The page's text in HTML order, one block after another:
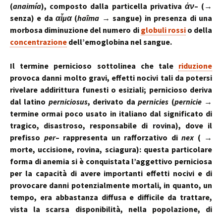
(anaimía), composto dalla particella privativa ἀν– (→
senza) e da αἷμα(haîma → sangue) in presenza di una
morbosa diminuzione del numero di globuli rossio della
concentrazione dell’emoglobina nel sangue.
Il termine pernicioso sottolinea che tale riduzione
provoca danni molto gravi, effetti nocivi tali da potersi
rivelare addirittura funesti o esiziali; pernicioso deriva
dal latino perniciosus, derivato dapernicies (pernicie→
termine ormai poco usato in italiano dal significato di
tragico, disastroso, responsabile di rovina), dove il
prefisso per– rappresenta un rafforzativo di nex( →
morte, uccisione, rovina, sciagura): questa particolare
forma di anemia si è conquistata l’aggettivo perniciosa
per la capacità di avere importanti effetti nocivi e di
provocare danni potenzialmente mortali, in quanto, un
tempo, era abbastanza diffusa e difficile da trattare,
vista la scarsa disponibilità, nella popolazione, di